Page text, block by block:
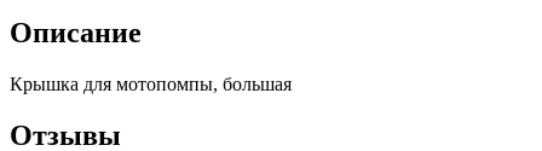
Описание
Крышка для мотопомпы, большая
Отзывы